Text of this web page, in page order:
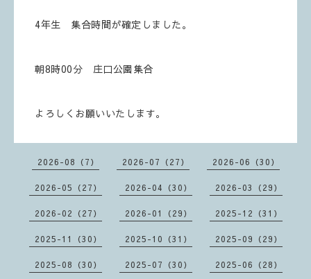
4年生 集合時間が確定しました。
朝8時00分 庄口公園集合
よろしくお願いいたします。
2026-08（7） 2026-07（27） 2026-06（30）
2026-05（27） 2026-04（30） 2026-03（29）
2026-02（27） 2026-01（29） 2025-12（31）
2025-11（30） 2025-10（31） 2025-09（29）
2025-08（30） 2025-07（30） 2025-06（28）